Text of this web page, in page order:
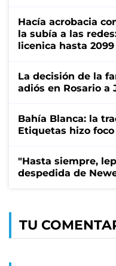
Hacía acrobacia
la subía a las
licenica hasta 2099
La decisión de la
adiós en Rosario a
Bahía Blanca: la
Etiquetas hizo
"Hasta siempre,
despedida de
TU